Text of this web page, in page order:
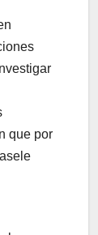
que por